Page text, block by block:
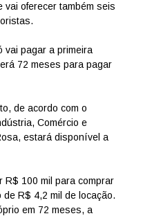
vai oferecer também seis
vai pagar a primeira
72 meses para pagar
de acordo com o
Comércio e
estará disponível a
R$ 100 mil para comprar
R$ 4,2 mil de locação.
em 72 meses, a